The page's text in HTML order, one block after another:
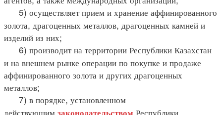
5) осуществляет прием и хранение аффинированного
золота, драгоценных металлов, драгоценных камней и
изделий из них;
6) производит на территории Республики Казахстан
и на внешнем рынке операции по покупке и продаже
аффинированного золота и других драгоценных
металлов;
7) в порядке, установленном
действующим законодательством Республики